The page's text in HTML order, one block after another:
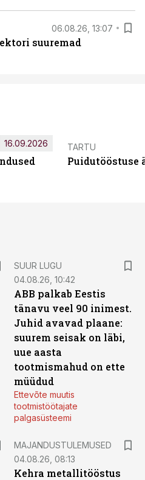
06.08.26, 13:07
suuremad
16.09.2026 TARTU
Puidutööstuse
SUUR LUGU
04.08.26, 10:42
ABB palkab Eestis
tänavu veel 90 inimest.
Juhid avavad plaane:
suurem seisak on läbi,
uue aasta
tootmismahud on ette
müüdud
Ettevõte muutis
tootmistöötajate
palgasüsteemi
MAJANDUSTULEMUSED
04.08.26, 08:13
Kehra metallitööstus